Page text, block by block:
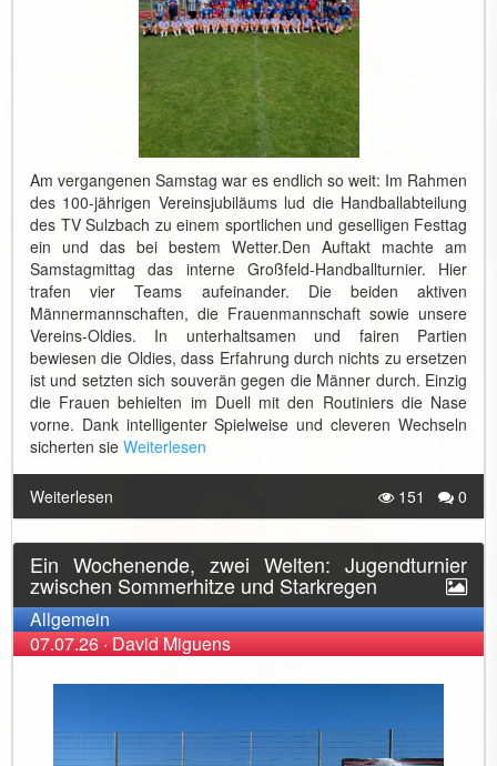
Am vergangenen Samstag war es endlich so weit: Im Rahmen
des 100-jährigen Vereinsjubiläums lud die Handballabteilung
des TV Sulzbach zu einem sportlichen und geselligen Festtag
ein und das bei bestem Wetter. ​Den Auftakt machte am
Samstagmittag das interne Großfeld-Handballturnier. Hier
trafen vier Teams aufeinander. Die beiden aktiven
Männermannschaften, die Frauenmannschaft sowie unsere
Vereins-Oldies. In unterhaltsamen und fairen Partien
bewiesen die Oldies, dass Erfahrung durch nichts zu ersetzen
ist und setzten sich souverän gegen die Männer durch. Einzig
die Frauen behielten im Duell mit den Routiniers die Nase
vorne. Dank intelligenter Spielweise und cleveren Wechseln
sicherten sie Weiterlesen
Weiterlesen 151 0
Ein Wochenende, zwei Welten: Jugendturnier
zwischen Sommerhitze und Starkregen
Allgemein
07.07.26·David Miguens